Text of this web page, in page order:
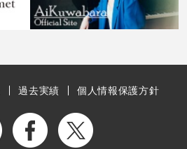
過去実績 個人情報保護方針